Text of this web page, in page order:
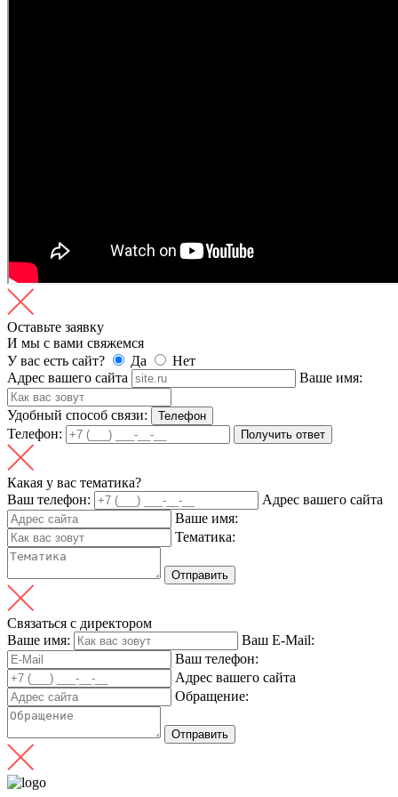
Оставьте заявку
И мы с вами свяжемся
У вас есть сайт?
Да
Нет
Адрес вашего сайта
Ваше имя:
Удобный способ связи: Телефон
Телефон: Получить ответ
Какая у вас тематика?
Ваш телефон:
Адрес вашего сайта
Ваше имя:
Тематика:
Отправить
Связаться с директором
Ваше имя:
Ваш E-Mail:
Ваш телефон:
Адрес вашего сайта
Обращение:
Отправить